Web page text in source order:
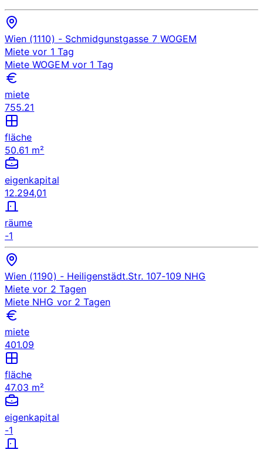
Wien (1110) - Schmidgunstgasse 7 WOGEM
Miete vor 1 Tag
Miete WOGEM vor 1 Tag
miete
755.21
fläche
50.61 m²
eigenkapital
12.294,01
räume
-1
Wien (1190) - Heiligenstädt.Str. 107-109 NHG
Miete vor 2 Tagen
Miete NHG vor 2 Tagen
miete
401.09
fläche
47.03 m²
eigenkapital
-1